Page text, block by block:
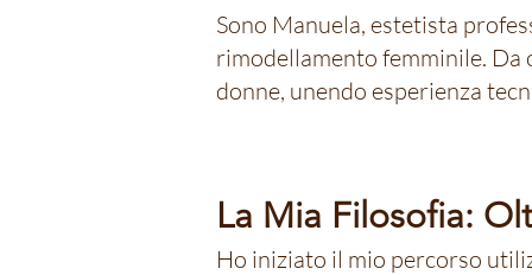
Sono Manuela, estetista
rimodellamento femminile.
donne, unendo esperienza
La Mia Filosofia:
Ho iniziato il mio percorso